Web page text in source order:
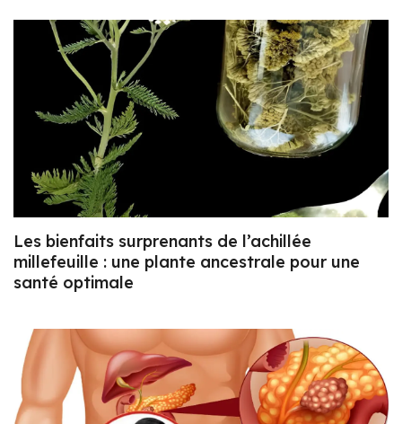
Les bienfaits surprenants de l’achillée
millefeuille : une plante ancestrale pour une
santé optimale